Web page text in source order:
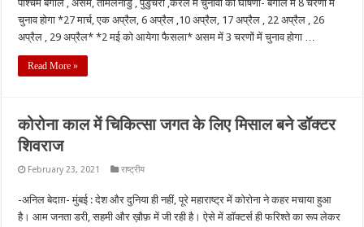
पश्चिम बंगाल , असम, तमिलनाडु , पुडुचेरी ,केरल में चुनावों की घोषणा- बंगाल में 8 चरणों मे
चुनाव होगा *27 मार्च, एक अप्रैल, 6 अप्रैल ,10 अप्रैल, 17 अप्रैल , 22 अप्रैल , 26
अप्रैल , 29 अप्रैल* *2 मई को आयेगा फैसला* असम में 3 चरणों में चुनाव होगा …
Read More »
कोरोना काल में चिकित्सा जगत के लिए मिसाल बने डॉक्टर
शिवराज
February 23, 2021 राष्ट्रीय
-अनिल बेदाग़- मुंबई : देश और दुनिया ही नहीं, पूरे महाराष्ट्र में कोरोना ने कहर मचाया हुआ
है। आम जनता डरी, सहमी और ख़ौफ़ में जी रही है। ऐसे में डॉक्टर्स ही फरिश्ते का रूप लेकर